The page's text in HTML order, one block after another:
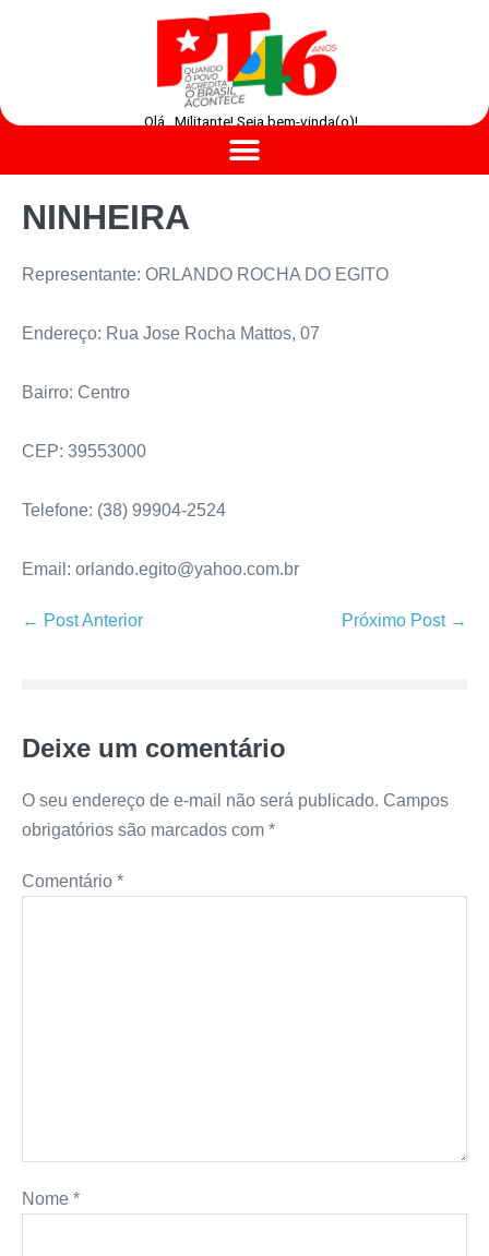
Olá , Militante! Seja bem-vinda(o)!
NINHEIRA
Representante: ORLANDO ROCHA DO EGITO
Endereço: Rua Jose Rocha Mattos, 07
Bairro: Centro
CEP: 39553000
Telefone: (38) 99904-2524
Email: orlando.egito@yahoo.com.br
← Post Anterior Próximo Post →
Deixe um comentário
O seu endereço de e-mail não será publicado. Campos
obrigatórios são marcados com *
Comentário *
Nome *